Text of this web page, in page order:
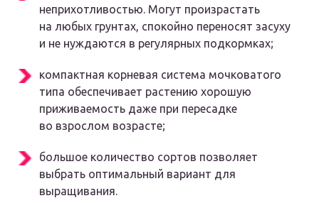
неприхотливостью. Могут произрастать
на любых грунтах, спокойно переносят засуху
и не нуждаются в регулярных подкормках;
компактная корневая система мочковатого
типа обеспечивает растению хорошую
приживаемость даже при пересадке
во взрослом возрасте;
большое количество сортов позволяет
выбрать оптимальный вариант для
выращивания.